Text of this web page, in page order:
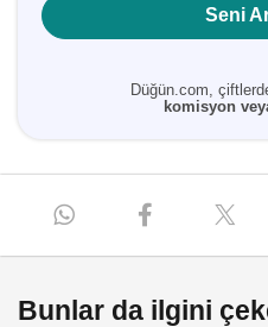
Seni
Düğün.com,
komisyon
Bunlar da ilgini